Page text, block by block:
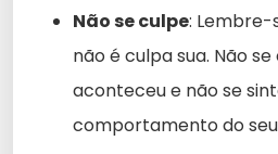
Não se culpe: Lembre-
não é culpa sua. Não
aconteceu e não se
comportamento do